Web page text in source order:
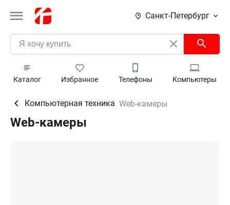
Санкт-Петербург
Каталог Избранное Телефоны Компьютеры
Компьютерная техника Web-камеры
Web-камеры